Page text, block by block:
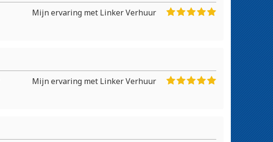
Mijn ervaring met Linker Verhuur
Mijn ervaring met Linker Verhuur